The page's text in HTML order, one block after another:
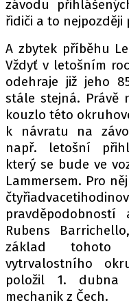
závodu
řidiči a to nejpozději
A zbytek příběhu
Vždyť v letošním
odehraje již jeho
stále stejná. Právě
kouzlo této
k návratu na
např. letošní
který se bude ve
Lammersem. Pro
Rubens
základ tohoto
vytrvalostního
položil 1. dubna
mechanik z Čech.